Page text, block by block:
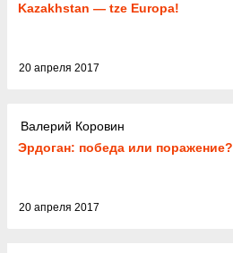
Kazakhstan — tze Europa!
20 апреля 2017
Валерий Коровин
Эрдоган: победа или поражение?
20 апреля 2017